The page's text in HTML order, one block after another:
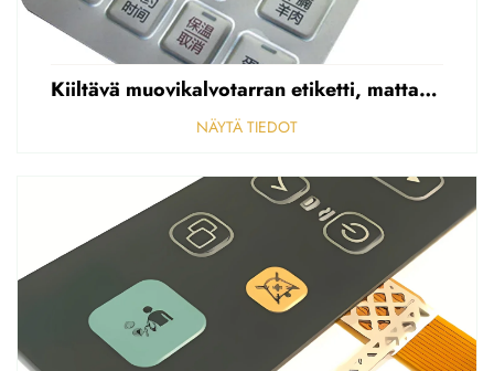
Kiiltävä muovikalvotarran etiketti, mattapintainen etupaneelin tarran etiketti, korostettu polycarbonaattipäällys
NÄYTÄ TIEDOT